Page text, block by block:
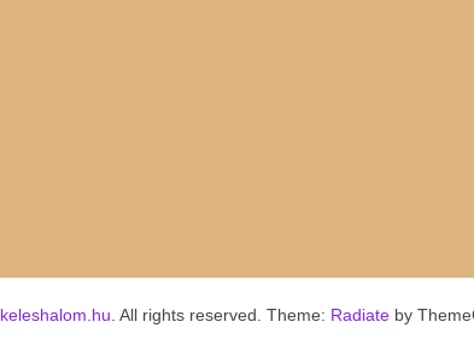
keleshalom.hu . All rights reserved. Theme: Radiate by